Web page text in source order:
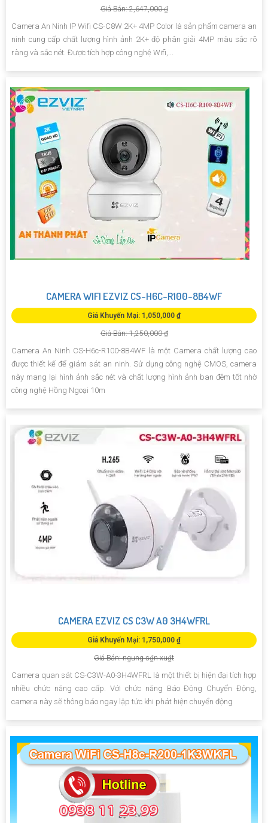
Giá Bán: 2,647,000 ₫
Camera An Ninh IP Wifi CS-C8W 2K+ 4MP Color là sản phẩm camera an
ninh cung cấp chất lượng hình ảnh 2K+ độ phân giải 4MP màu sắc rõ
ràng và sắc nét. Được tích hợp công nghệ Wifi,...
CAMERA WIFI EZVIZ CS-H6C-R100-8B4WF
Giá Khuyến Mại: 1,050,000 ₫
Giá Bán: 1,250,000 ₫
Camera An Ninh CS-H6c-R100-8B4WF là một Camera chất lượng cao
được thiết kế để giám sát an ninh. Sử dụng công nghệ CMOS, camera
này mang lại hình ảnh sắc nét và chất lượng hình ảnh ban đêm tốt nhờ
công nghệ Hồng Ngoại 10m
CAMERA EZVIZ CS C3W A0 3H4WFRL
Giá Khuyến Mại: 1,750,000 ₫
Giá Bán: ngung s₫n xu₫t
Camera quan sát CS-C3W-A0-3H4WFRL là một thiết bị hiện đại tích hợp
nhiều chức năng cao cấp. Với chức năng Báo Động Chuyển Động,
camera này sẽ thông báo ngay lập tức khi phát hiện chuyển động